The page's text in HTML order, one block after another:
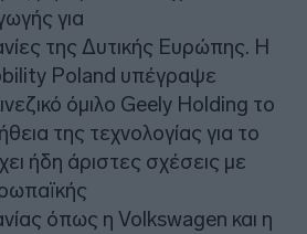
για
της Δυτικής Ευρώπης. Η
Poland υπέγραψε
όμιλο Geely Holding το
της τεχνολογίας για το
ήδη άριστες σχέσεις με
όπως η Volkswagen και η